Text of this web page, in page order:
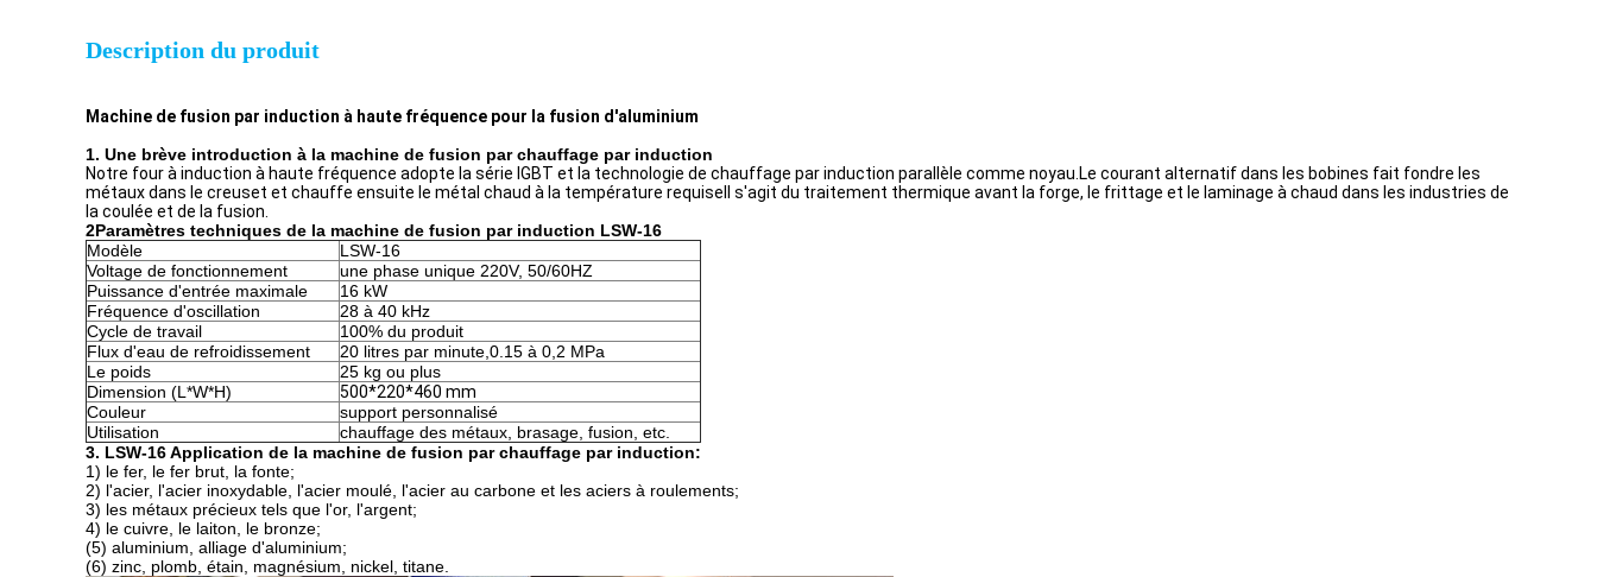
Description du produit
Machine de fusion par induction à haute fréquence pour la fusion d'aluminium
1. Une brève introduction à la machine de fusion par chauffage par induction
Notre four à induction à haute fréquence adopte la série IGBT et la technologie de chauffage par induction parallèle comme noyau.Le courant alternatif dans les bobines fait fondre les
métaux dans le creuset et chauffe ensuite le métal chaud à la température requiseIl s'agit du traitement thermique avant la forge, le frittage et le laminage à chaud dans les industries de
la coulée et de la fusion.
2Paramètres techniques de la machine de fusion par induction LSW-16
Modèle
LSW-16
Voltage de fonctionnement
une phase unique 220V, 50/60HZ
Puissance d'entrée maximale
16 kW
Fréquence d'oscillation
28 à 40 kHz
Cycle de travail
100% du produit
Flux d'eau de refroidissement
20 litres par minute,0.15 à 0,2 MPa
Le poids
25 kg ou plus
Dimension (L*W*H)
500*220*460 mm
Couleur
support personnalisé
Utilisation
chauffage des métaux, brasage, fusion, etc.
3. LSW-16 Application de la machine de fusion par chauffage par induction:
1) le fer, le fer brut, la fonte;
2) l'acier, l'acier inoxydable, l'acier moulé, l'acier au carbone et les aciers à roulements;
3) les métaux précieux tels que l'or, l'argent;
4) le cuivre, le laiton, le bronze;
(5) aluminium, alliage d'aluminium;
(6) zinc, plomb, étain, magnésium, nickel, titane.